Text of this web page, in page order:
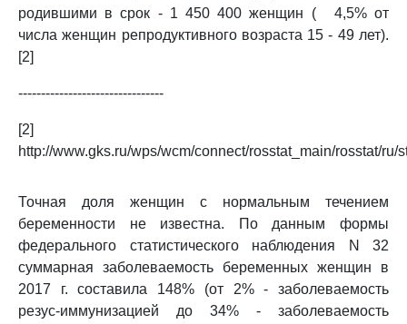
родившими в срок - 1 450 400 женщин (
4,5% от
числа женщин репродуктивного возраста 15 - 49 лет).
[2]
--------------------------------
[2]
http://www.gks.ru/wps/wcm/connect/rosstat_main/rosstat/
Точная доля женщин с нормальным течением
беременности не известна. По данным формы
федерального статистического наблюдения N 32
суммарная заболеваемость беременных женщин в
2017 г. составила 148% (от 2% - заболеваемость
резус-иммунизацией до 34% - заболеваемость